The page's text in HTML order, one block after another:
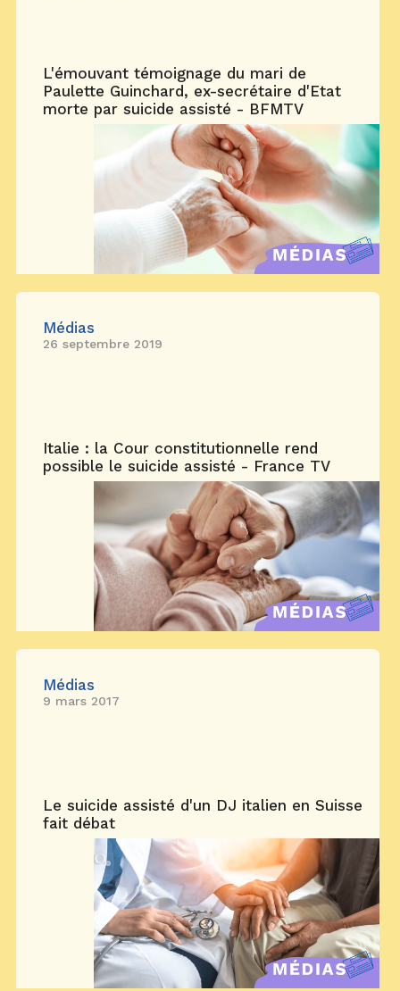
L'émouvant témoignage du mari de
Paulette Guinchard, ex-secrétaire d'Etat
morte par suicide assisté - BFMTV
Médias
26 septembre 2019
Italie : la Cour constitutionnelle rend
possible le suicide assisté - France TV
Médias
9 mars 2017
Le suicide assisté d'un DJ italien en Suisse
fait débat